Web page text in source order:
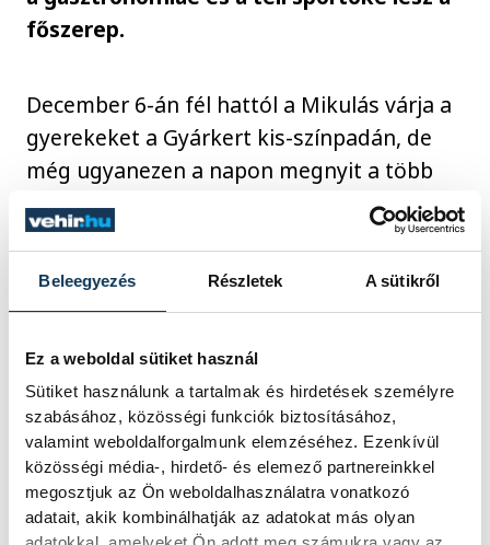
Beleegyezés Részletek A sütikről
Ez a weboldal sütiket használ
Sütiket használunk a tartalmak és hirdetések személyre
szabásához, közösségi funkciók biztosításához,
valamint weboldalforgalmunk elemzéséhez. Ezenkívül
közösségi média-, hirdető- és elemező partnereinkkel
megosztjuk az Ön weboldalhasználatra vonatkozó
adatait, akik kombinálhatják az adatokat más olyan
főszerep.
December 6-án fél hattól a Mikulás várja a
gyerekeket a Gyárkert kis-színpadán, de
még ugyanezen a napon megnyit a több
mint 500 négyzetméteres korcsolyapálya,
ahol turnusokra osztva lehet majd
kipróbálni a Gyárkert jegét. Egy turnus két
helyszínen bérelni, egy órára 800 forintért,
továbbá a legkisebbeket a tavalyi évhez
hasonlóan várják a pingvinek, akiket
szintén ki lehet majd bérelni, hogy
segítsenek az első csúszásoknál. A
korcsolyapályához, amit a Veszprémi